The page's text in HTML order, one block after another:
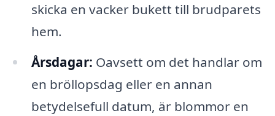
skicka en vacker bukett till brudparets
hem.
Årsdagar: Oavsett om det handlar om
en bröllopsdag eller en annan
betydelsefull datum, är blommor en